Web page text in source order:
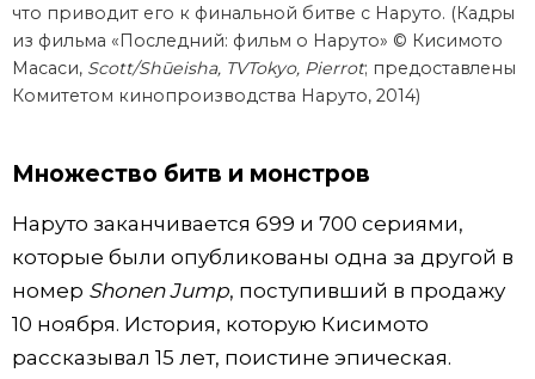
что приводит его к финальной битве с Наруто. (Кадры
из фильма «Последний: фильм о Наруто» © Кисимото
Масаси, Scott/Shūeisha, TVTokyo, Pierrot; предоставлены
Комитетом кинопроизводства Наруто, 2014)
Множество битв и монстров
Наруто заканчивается 699 и 700 сериями,
которые были опубликованы одна за другой в
номер Shonen Jump, поступивший в продажу
10 ноября. История, которую Кисимото
рассказывал 15 лет, поистине эпическая.